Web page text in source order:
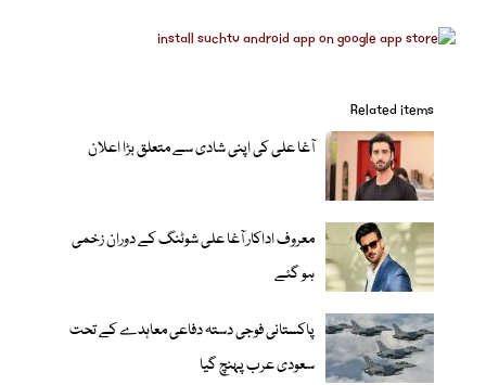
Related items
آغا علی کی اپنی شادی سے متعلق بڑا اعلان
معروف اداکار آغا علی شوٹنگ کے دوران زخمی
ہو گئے
پاکستانی فوجی دستہ دفاعی معاہدے کے تحت
سعودی عرب پہنچ گیا